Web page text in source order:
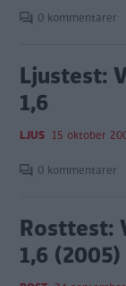
0 kommentarer
Ljustest:
1,6
LJUS 15 oktober
0 kommentarer
Rosttest:
1,6 (2005)